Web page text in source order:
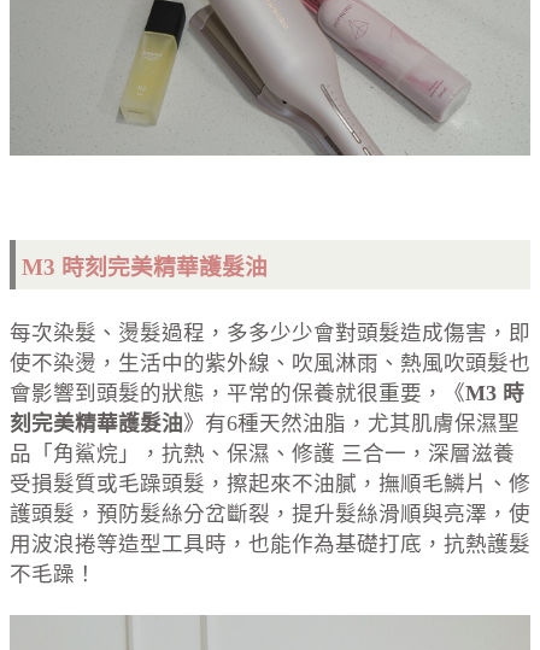
M3 時刻完美精華護髮油
每次染髮、燙髮過程，多多少少會對頭髮造成傷害，即
使不染燙，生活中的紫外線、吹風淋雨、熱風吹頭髮也
會影響到頭髮的狀態，平常的保養就很重要，《M3 時
刻完美精華護髮油》有6種天然油脂，尤其肌膚保濕聖
品「角鯊烷」，抗熱、保濕、修護 三合一，深層滋養
受損髮質或毛躁頭髮，擦起來不油膩，撫順毛鱗片、修
護頭髮，預防髮絲分岔斷裂，提升髮絲滑順與亮澤，使
用波浪捲等造型工具時，也能作為基礎打底，抗熱護髮
不毛躁！